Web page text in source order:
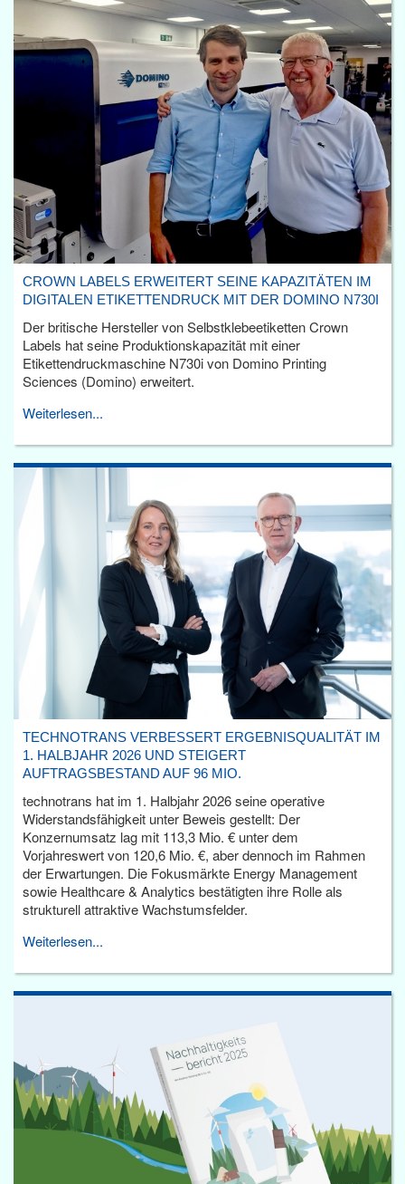
CROWN LABELS ERWEITERT SEINE KAPAZITÄTEN IM
DIGITALEN ETIKETTENDRUCK MIT DER DOMINO N730I
Der britische Hersteller von Selbstklebeetiketten Crown
Labels hat seine Produktionskapazität mit einer
Etikettendruckmaschine N730i von Domino Printing
Sciences (Domino) erweitert.
Weiterlesen...
TECHNOTRANS VERBESSERT ERGEBNISQUALITÄT IM
1. HALBJAHR 2026 UND STEIGERT
AUFTRAGSBESTAND AUF 96 MIO.
technotrans hat im 1. Halbjahr 2026 seine operative
Widerstandsfähigkeit unter Beweis gestellt: Der
Konzernumsatz lag mit 113,3 Mio. € unter dem
Vorjahreswert von 120,6 Mio. €, aber dennoch im Rahmen
der Erwartungen. Die Fokusmärkte Energy Management
sowie Healthcare & Analytics bestätigten ihre Rolle als
strukturell attraktive Wachstumsfelder.
Weiterlesen...